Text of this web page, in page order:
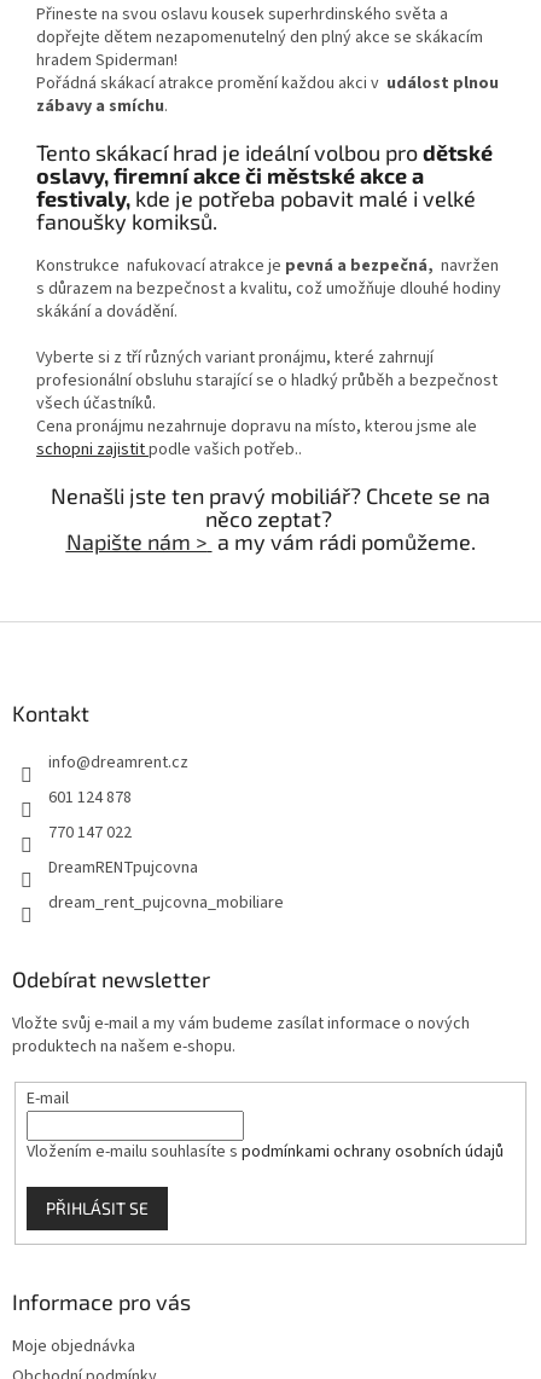
Přineste na svou oslavu kousek superhrdinského světa a
dopřejte dětem nezapomenutelný den plný akce se skákacím
hradem Spiderman!
Pořádná skákací atrakce promění každou akci v událost plnou
zábavy a smíchu.
Tento skákací hrad je ideální volbou prodětské
oslavy, firemní akce či městské akce a
festivaly, kde je potřeba pobavit malé i velké
fanoušky komiksů.
Konstrukce nafukovací atrakce je pevná a bezpečná, navržen
s důrazem na bezpečnost a kvalitu, což umožňuje dlouhé hodiny
skákání a dovádění.
Vyberte si z tří různých variant pronájmu, které zahrnují
profesionální obsluhu starající se o hladký průběh a bezpečnost
všech účastníků.
Cena pronájmu nezahrnuje dopravu na místo, kterou jsme ale
schopni zajistitpodle vašich potřeb..
Nenašli jste ten pravý mobiliář? Chcete se na
něco zeptat?
Napište nám > a my vám rádi pomůžeme.
Kontakt
info@dreamrent.cz
601 124 878
770 147 022
DreamRENTpujcovna
dream_rent_pujcovna_mobiliare
Odebírat newsletter
Vložte svůj e-mail a my vám budeme zasílat informace o nových
produktech na našem e-shopu.
E-mail
Vložením e-mailu souhlasíte s podmínkami ochrany osobních údajů
PŘIHLÁSIT SE
Informace pro vás
Moje objednávka